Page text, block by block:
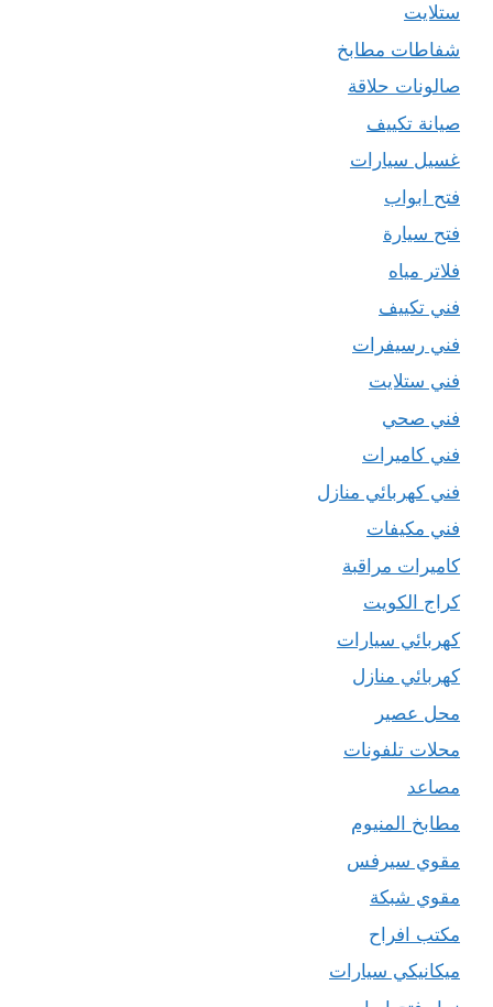
ستلايت
شفاطات مطابخ
صالونات حلاقة
صيانة تكييف
غسيل سيارات
فتح ابواب
فتح سيارة
فلاتر مياه
فني تكييف
فني رسيفرات
فني ستلايت
فني صحي
فني كاميرات
فني كهربائي منازل
فني مكيفات
كاميرات مراقبة
كراج الكويت
كهربائي سيارات
كهربائي منازل
محل عصير
محلات تلفونات
مصاعد
مطابخ المنيوم
مقوي سيرفس
مقوي شبكة
مكتب افراح
ميكانيكي سيارات